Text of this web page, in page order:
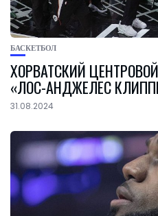
БАСКЕТБОЛ
ХОРВАТСКИЙ
«ЛОС-АНДЖЕЛЕС
31.08.2024